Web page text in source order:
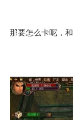
那要怎么卡呢，